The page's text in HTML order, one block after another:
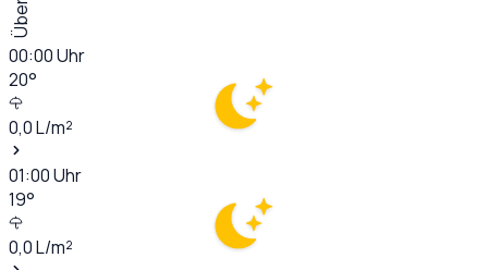
00:00Uhr
20°
0,0L/m²
01:00Uhr
19°
0,0L/m²